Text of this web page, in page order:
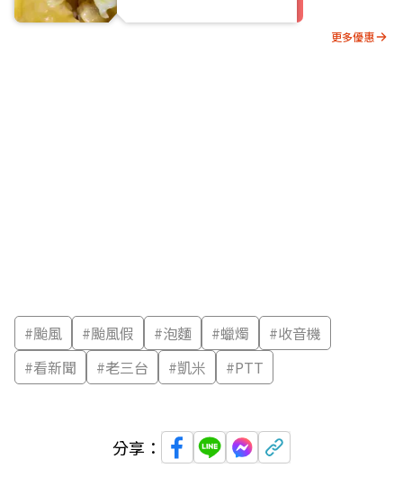
更多優惠
#颱風 #颱風假 #泡麵 #蠟燭 #收音機
#看新聞 #老三台 #凱米 #PTT
分享：